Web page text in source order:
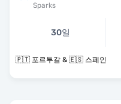
Sparks
30일
🇵🇹 포르투갈 & 🇪🇸 스페인